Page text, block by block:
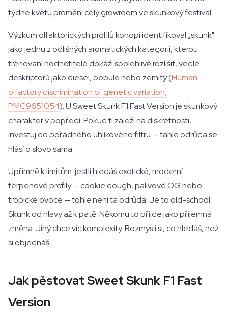
týdne květu promění celý growroom ve skunkový festival.
Výzkum olfaktorických profilů konopí identifikoval „skunk"
jako jednu z odlišných aromatických kategorií, kterou
trénovaní hodnotitelé dokáží spolehlivě rozlišit, vedle
deskriptorů jako diesel, bobule nebo zemitý (Human
olfactory discrimination of genetic variation,
PMC9651054). U Sweet Skunk F1 Fast Version je skunkový
charakter v popředí. Pokud ti záleží na diskrétnosti,
investuj do pořádného uhlíkového filtru — tahle odrůda se
hlásí o slovo sama.
Upřímně k limitům: jestli hledáš exotické, moderní
terpenové profily — cookie dough, palivové OG nebo
tropické ovoce — tohle není ta odrůda. Je to old-school
Skunk od hlavy až k patě. Někomu to přijde jako příjemná
změna. Jiný chce víc komplexity. Rozmysli si, co hledáš, než
si objednáš.
Jak pěstovat Sweet Skunk F1 Fast
Version